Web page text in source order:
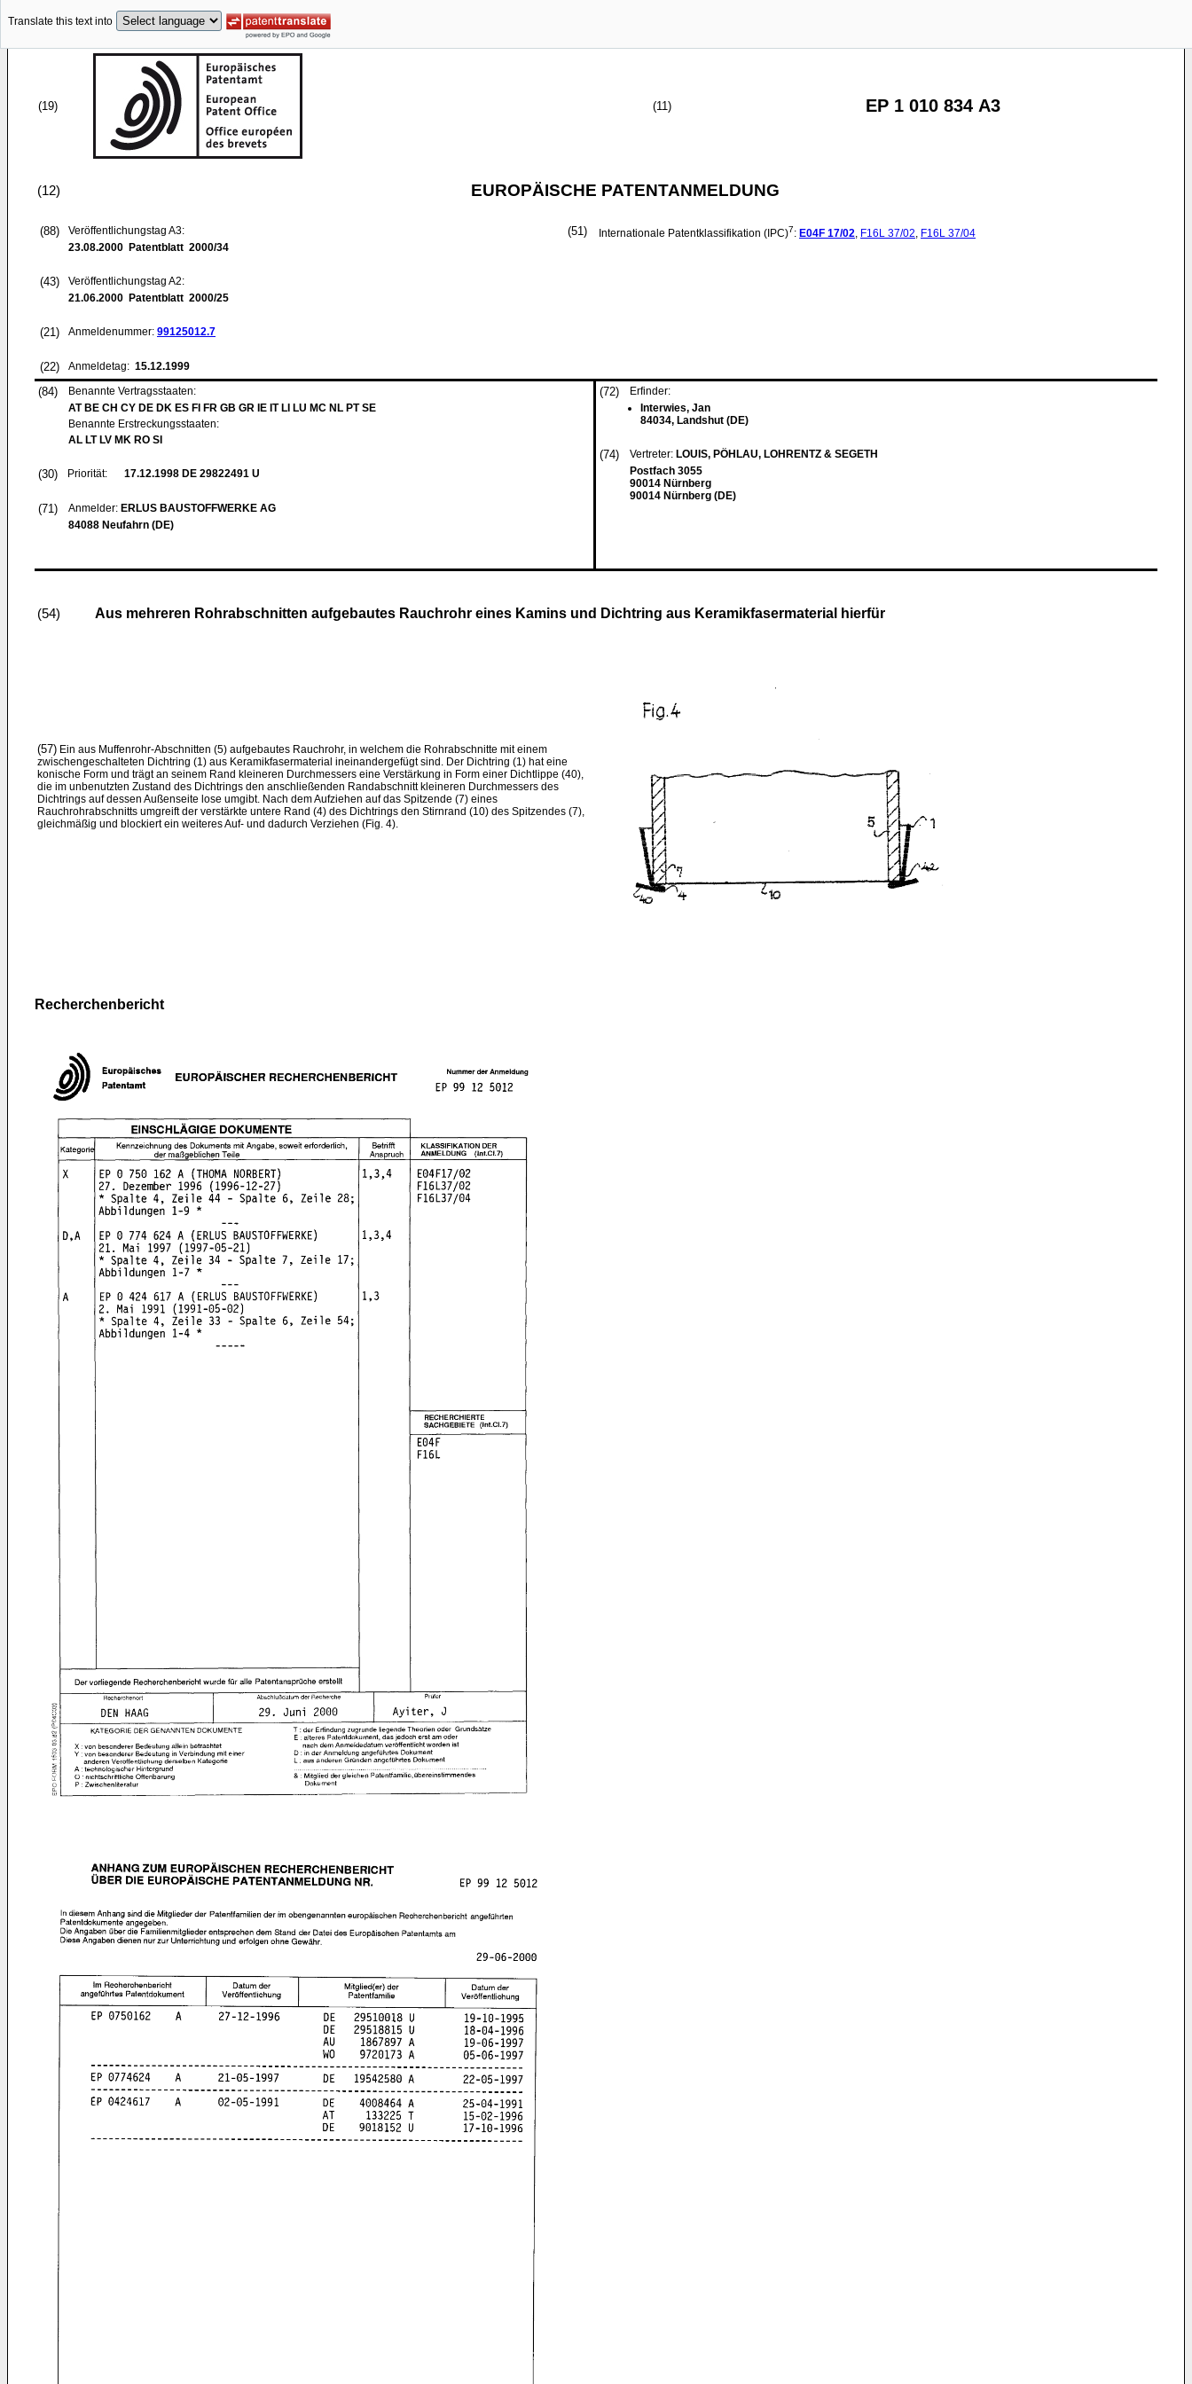
Translate this text into
(19) (11) EP 1 010 834 A3
(12) EUROPÄISCHE PATENTANMELDUNG
(88)
Veröffentlichungstag A3:
23.08.2000 Patentblatt 2000/34
(43)
Veröffentlichungstag A2:
21.06.2000 Patentblatt 2000/25
(21) Anmeldenummer: 99125012.7
(22) Anmeldetag: 15.12.1999
(51) Internationale Patentklassifikation (IPC)7: E04F 17/02, F16L 37/02, F16L 37/04
(84)
Benannte Vertragsstaaten:
AT BE CH CY DE DK ES FI FR GB GR IE IT LI LU MC NL PT SE
Benannte Erstreckungsstaaten:
AL LT LV MK RO SI
(30) Priorität: 17.12.1998 DE 29822491 U
(71) Anmelder: ERLUS BAUSTOFFWERKE AG
84088 Neufahrn (DE)
(72)
Erfinder:
Interwies, Jan
84034, Landshut (DE)
(74) Vertreter: LOUIS, PÖHLAU, LOHRENTZ & SEGETH
Postfach 3055
90014 Nürnberg
90014 Nürnberg (DE)
(54) Aus mehreren Rohrabschnitten aufgebautes Rauchrohr eines Kamins und Dichtring aus Keramikfasermaterial hierfür
(57) Ein aus Muffenrohr-Abschnitten (5) aufgebautes Rauchrohr, in welchem die Rohrabschnitte mit einem
zwischengeschalteten Dichtring (1) aus Keramikfasermaterial ineinandergefügt sind. Der Dichtring (1) hat eine
konische Form und trägt an seinem Rand kleineren Durchmessers eine Verstärkung in Form einer Dichtlippe (40),
die im unbenutzten Zustand des Dichtrings den anschließenden Randabschnitt kleineren Durchmessers des
Dichtrings auf dessen Außenseite lose umgibt. Nach dem Aufziehen auf das Spitzende (7) eines
Rauchrohrabschnitts umgreift der verstärkte untere Rand (4) des Dichtrings den Stirnrand (10) des Spitzendes (7),
gleichmäßig und blockiert ein weiteres Auf- und dadurch Verziehen (Fig. 4).
Recherchenbericht